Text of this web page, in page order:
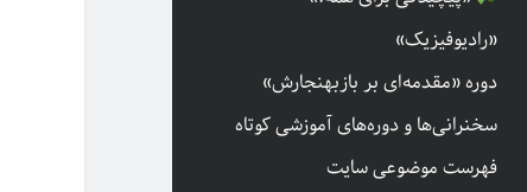
«رادیوفیزیک»
دوره «مقدمه‌ای بر بازبهنجارش»
سخنرانی‌ها و دوره‌های آموزشی کوتاه
فهرست موضوعی سایت